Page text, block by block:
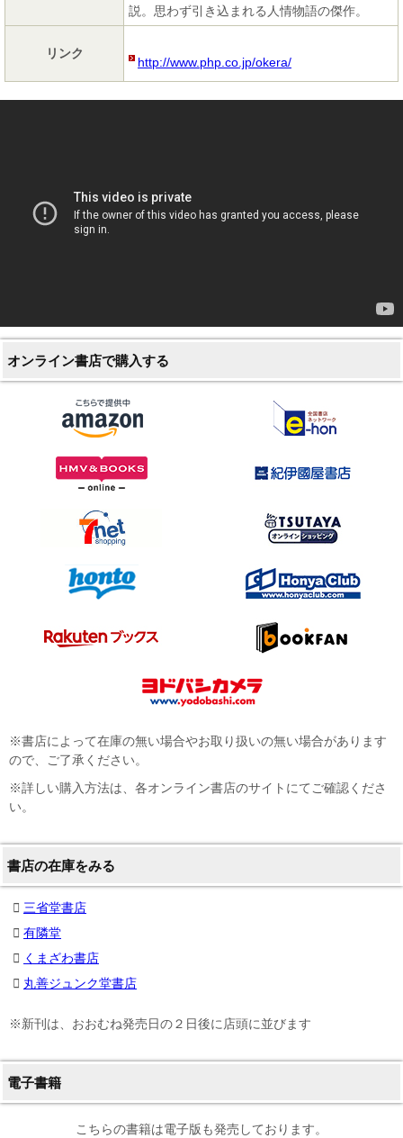
説。思わず引き込まれる人情物語の傑作。
リンク
http://www.php.co.jp/okera/
オンライン書店で購入する
※書店によって在庫の無い場合やお取り扱いの無い場合があります
ので、ご了承ください。
※詳しい購入方法は、各オンライン書店のサイトにてご確認くださ
い。
書店の在庫をみる
三省堂書店
有隣堂
くまざわ書店
丸善ジュンク堂書店
※新刊は、おおむね発売日の２日後に店頭に並びます
電子書籍
こちらの書籍は電子版も発売しております。